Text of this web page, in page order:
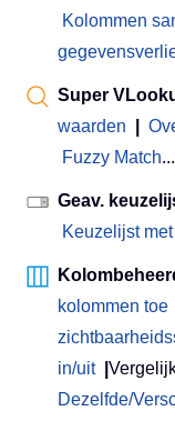
Kolommen
Super
waarden
Fuzzy Match...
Geav.
Keuzelijst
kolommen toe
in/uit
Dezelfde/